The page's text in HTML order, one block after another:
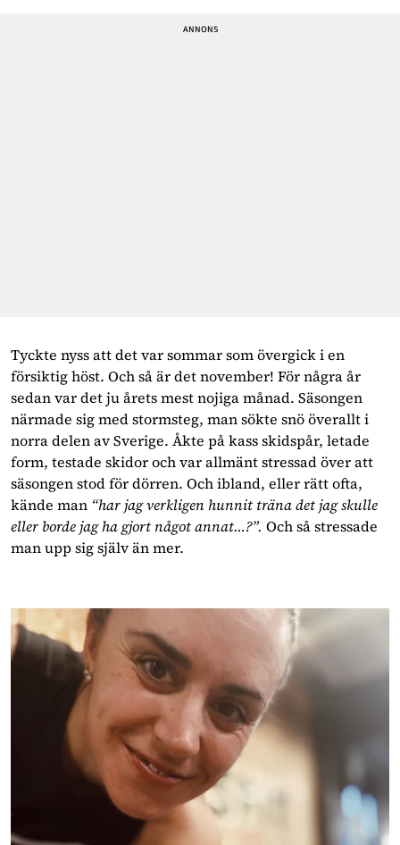
Tyckte nyss att det var sommar som övergick i en
försiktig höst. Och så är det november! För några år
sedan var det ju årets mest nojiga månad. Säsongen
närmade sig med stormsteg, man sökte snö överallt i
norra delen av Sverige. Åkte på kass skidspår, letade
form, testade skidor och var allmänt stressad över att
säsongen stod för dörren. Och ibland, eller rätt ofta,
kände man “har jag verkligen hunnit träna det jag skulle
eller borde jag ha gjort något annat…?”. Och så stressade
man upp sig själv än mer.